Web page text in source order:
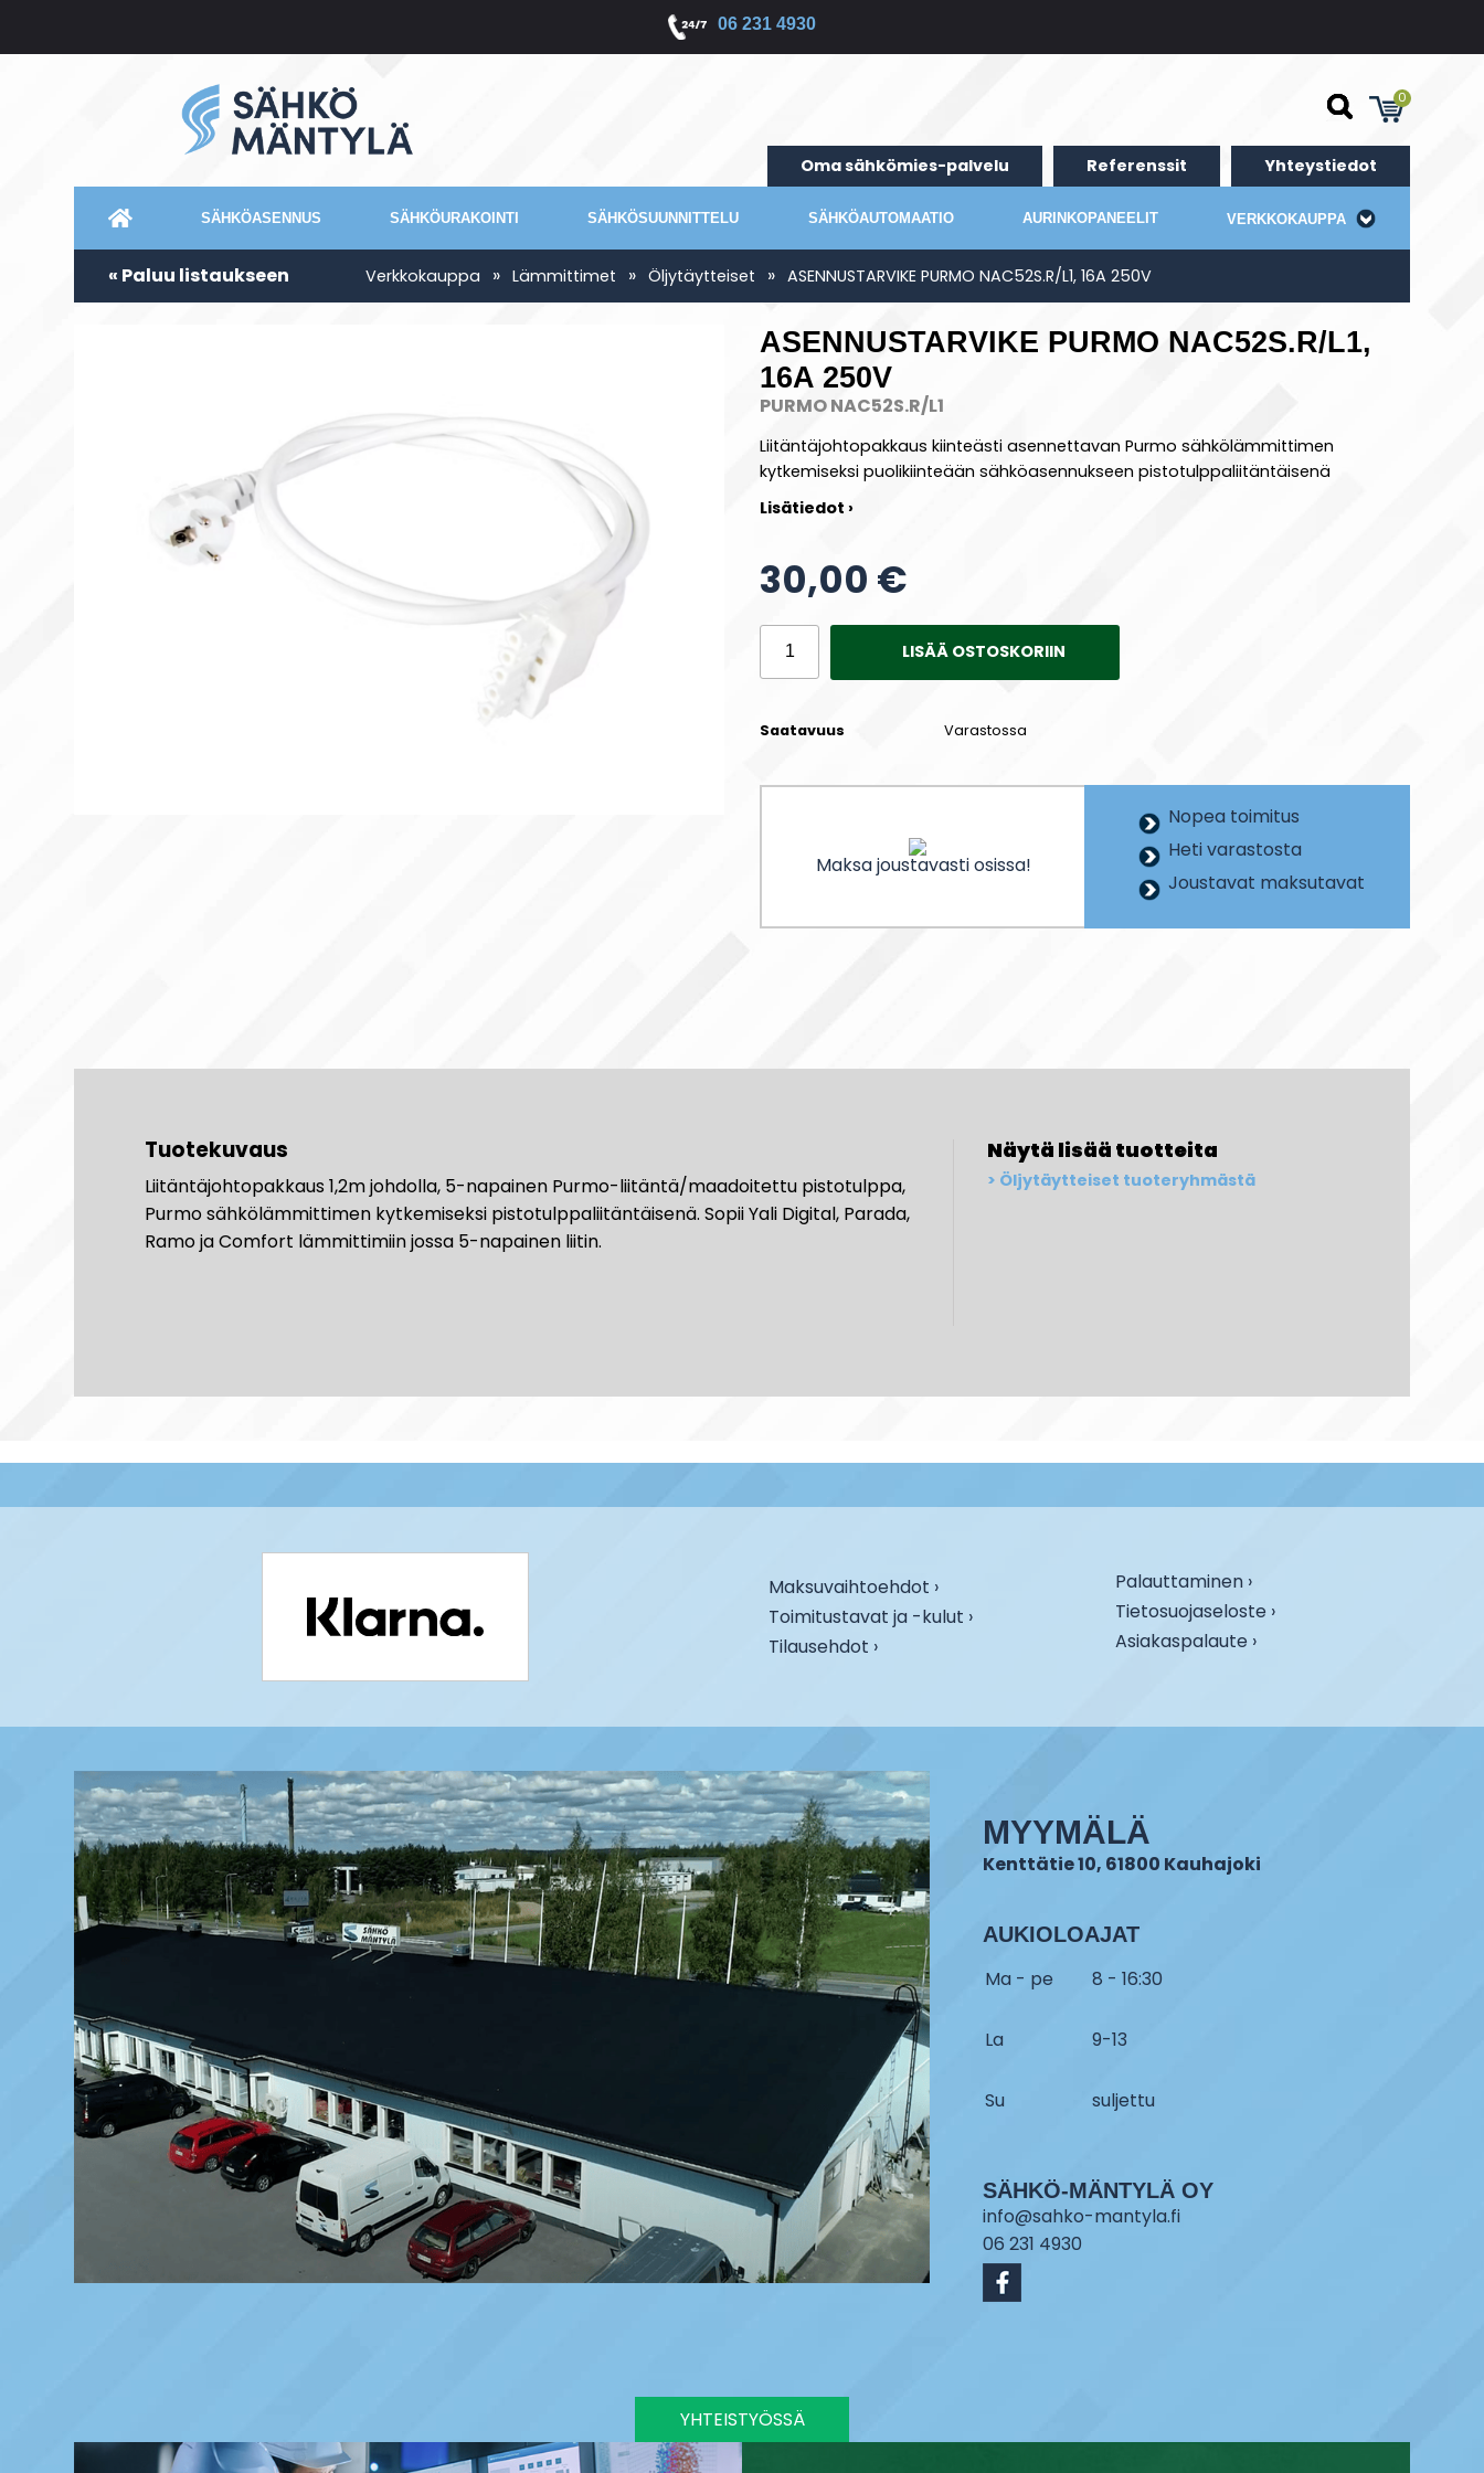
06 231 4930
0
Oma sähkömies-palvelu Referenssit Yhteystiedot
SÄHKÖASENNUS SÄHKÖURAKOINTI SÄHKÖSUUNNITTELU SÄHKÖAUTOMAATIO AURINKOPANEELIT VERKKOKAUPPA
« Paluu listaukseen Verkkokauppa » Lämmittimet » Öljytäytteiset » ASENNUSTARVIKE PURMO NAC52S.R/L1, 16A 250V
ASENNUSTARVIKE PURMO NAC52S.R/L1,
16A 250V
PURMO NAC52S.R/L1
Liitäntäjohtopakkaus kiinteästi asennettavan Purmo sähkölämmittimen
kytkemiseksi puolikiinteään sähköasennukseen pistotulppaliitäntäisenä
Lisätiedot ›
30,00 €
LISÄÄ OSTOSKORIIN
Saatavuus Varastossa
Maksa joustavasti osissa!
Nopea toimitus
Heti varastosta
Joustavat maksutavat
Tuotekuvaus
Liitäntäjohtopakkaus 1,2m johdolla, 5-napainen Purmo-liitäntä/maadoitettu pistotulppa,
Purmo sähkölämmittimen kytkemiseksi pistotulppaliitäntäisenä. Sopii Yali Digital, Parada,
Ramo ja Comfort lämmittimiin jossa 5-napainen liitin.
Näytä lisää tuotteita
Öljytäytteiset tuoteryhmästä
Maksuvaihtoehdot ›
Toimitustavat ja -kulut ›
Tilausehdot ›
Palauttaminen ›
Tietosuojaseloste ›
Asiakaspalaute ›
MYYMÄLÄ
Kenttätie 10, 61800 Kauhajoki
AUKIOLOAJAT
Ma - pe 8 - 16:30
La 9-13
Su suljettu
SÄHKÖ-MÄNTYLÄ OY
info@sahko-mantyla.fi
06 231 4930
YHTEISTYÖSSÄ